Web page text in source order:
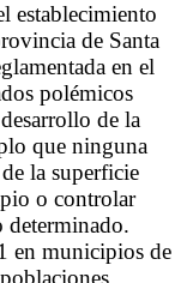
establecimiento
de Santa
en el
polémicos
de la
que ninguna
la superficie
o controlar
determinado.
en municipios de